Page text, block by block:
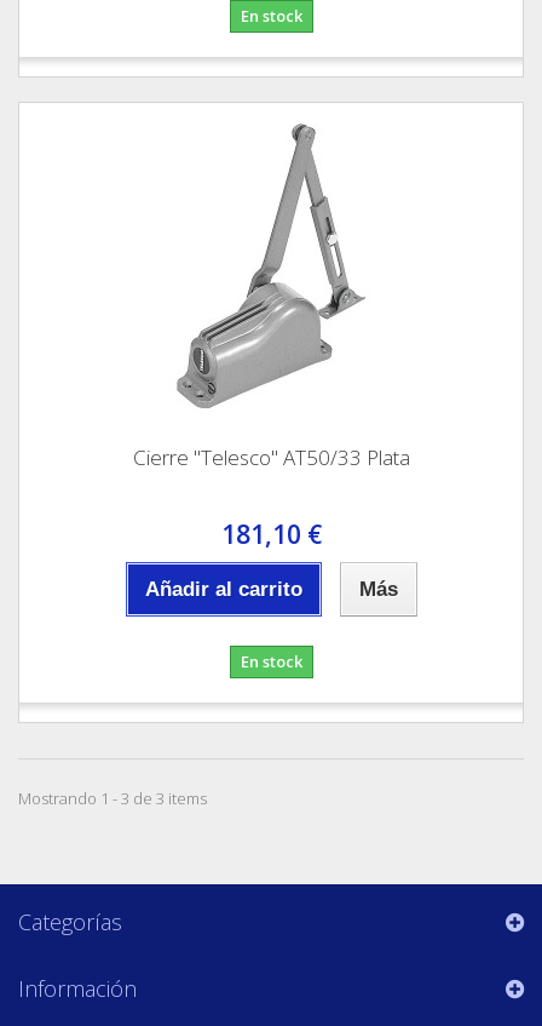
En stock
Cierre "Telesco" AT50/33 Plata
181,10 €
Añadir al carrito Más
En stock
Mostrando 1 - 3 de 3 items
Categorías
Información